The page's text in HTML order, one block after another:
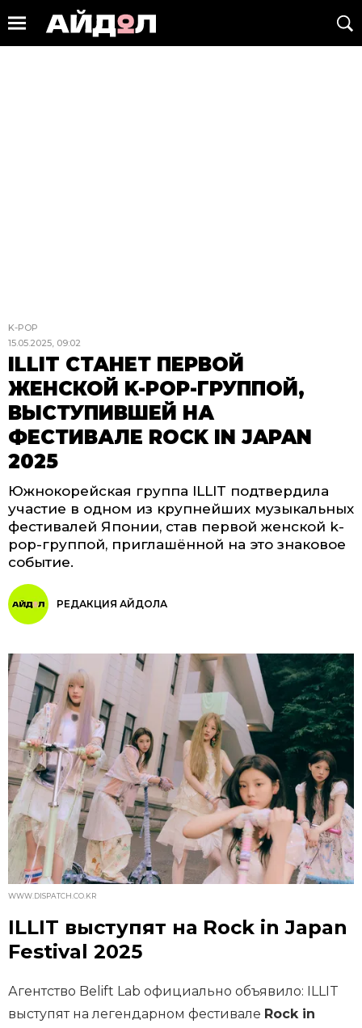
K-POP
15.05.2025, 09:02
ILLIT СТАНЕТ ПЕРВОЙ
ЖЕНСКОЙ K-POP-ГРУППОЙ,
ВЫСТУПИВШЕЙ НА
ФЕСТИВАЛЕ ROCK IN JAPAN
2025
Южнокорейская группа ILLIT подтвердила
участие в одном из крупнейших музыкальных
фестивалей Японии, став первой женской k-
pop-группой, приглашённой на это знаковое
событие.
РЕДАКЦИЯ АЙДОЛА
WWW.DISPATCH.CO.KR
ILLIT выступят на Rock in Japan
Festival 2025
Агентство Belift Lab официально объявило: ILLIT
выступят на легендарном фестивале Rock in